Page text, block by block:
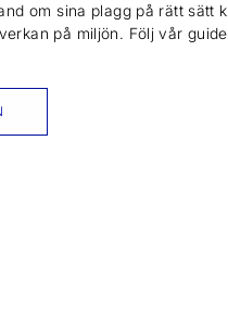
om sina plagg på rätt sätt
på miljön. Följ vår